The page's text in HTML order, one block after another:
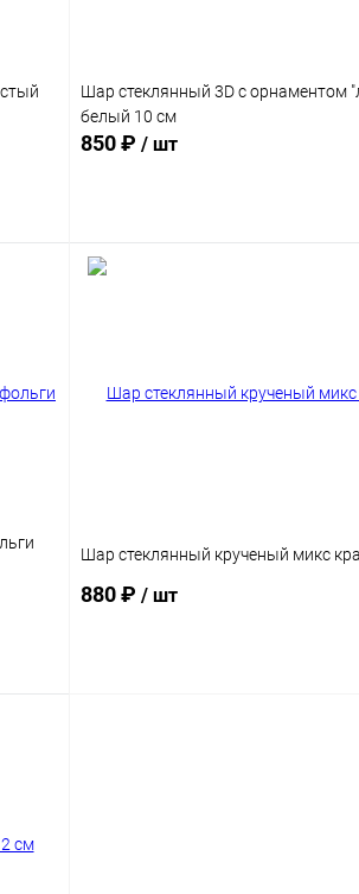
Шар стеклянный 3D с орнаментом
белый 10 см
850 ₽ / шт
Подписаться
Шар стеклянный крученый микс
880 ₽ / шт